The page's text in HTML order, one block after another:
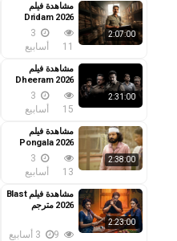
2:07:00
مشاهدة فيلم
Dridam 2026
مترجم
11
3
أسابيع
2:31:00
مشاهدة فيلم
Dheeram 2026
مترجم
15
3
أسابيع
2:38:00
مشاهدة فيلم
Pongala 2026
مترجم
13
3
أسابيع
2:23:00
مشاهدة فيلم Blast
2026 مترجم